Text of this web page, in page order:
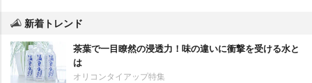
新着トレンド
茶葉で一目瞭然の浸透力！味の違いに衝撃を受ける水と
は
オリコンタイアップ特集